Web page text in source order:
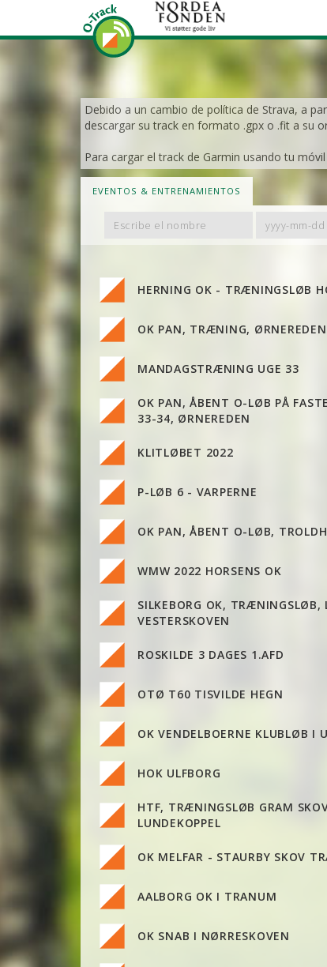
Debido a un cambio de política de Strava, a
descargar su track en formato .gpx o .fit a su
Para cargar el track de Garmin usando tu
EVENTOS & ENTRENAMIENTOS
Filter
By
By
HERNING OK - TRÆNINGSLØB
OK PAN, TRÆNING, ØRNEREDEN
MANDAGSTRÆNING UGE 33
OK PAN, ÅBENT O-LØB PÅ
33-34, ØRNEREDEN
KLITLØBET 2022
P-LØB 6 - VARPERNE
OK PAN, ÅBENT O-LØB,
WMW 2022 HORSENS OK
SILKEBORG OK, TRÆNINGSLØB,
VESTERSKOVEN
ROSKILDE 3 DAGES 1.AFD
OTØ T60 TISVILDE HEGN
OK VENDELBOERNE KLUBLØB I
HOK ULFBORG
HTF, TRÆNINGSLØB GRAM
LUNDEKOPPEL
OK MELFAR - STAURBY SKOV
AALBORG OK I TRANUM
OK SNAB I NØRRESKOVEN